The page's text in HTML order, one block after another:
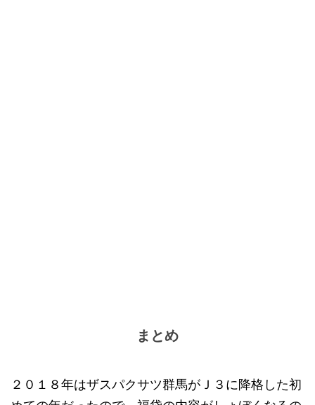
まとめ
２０１８年はザスパクサツ群馬がＪ３に降格した初